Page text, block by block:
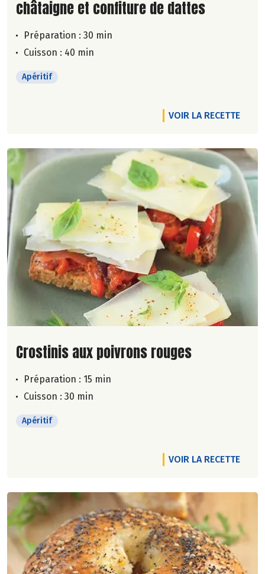
châtaigne et confiture de dattes
Préparation : 30 min
Cuisson : 40 min
Apéritif
VOIR LA RECETTE
Lire la suite de la recette
Crostinis aux poivrons rouges
Préparation : 15 min
Cuisson : 30 min
Apéritif
VOIR LA RECETTE